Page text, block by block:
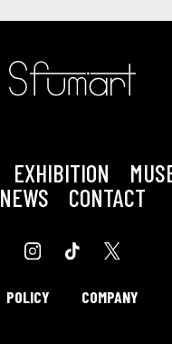
EXHIBITION
NEWS
CONTACT
POLICY COMPANY